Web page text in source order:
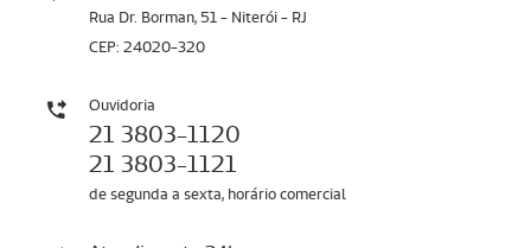
Rua Dr. Borman, 51 - Niterói - RJ
CEP: 24020-320
Ouvidoria
21 3803-1120
21 3803-1121
de segunda a sexta, horário comercial